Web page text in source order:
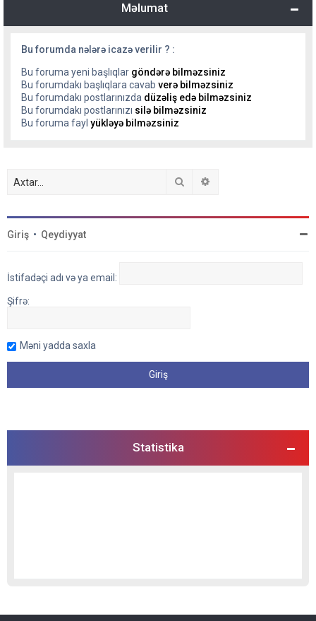
Məlumat
Bu forumda nələrə icazə verilir ? :
Bu foruma yeni başlıqlar göndərə bilməzsiniz
Bu forumdakı başlıqlara cavab verə bilməzsiniz
Bu forumdakı postlarınızda düzəliş edə bilməzsiniz
Bu forumdakı postlarınızı silə bilməzsiniz
Bu foruma fayl yükləyə bilməzsiniz
Axtar
Giriş • Qeydiyyat
İstifadəçi adı və ya email:
Şifrə:
Məni yadda saxla
Statistika